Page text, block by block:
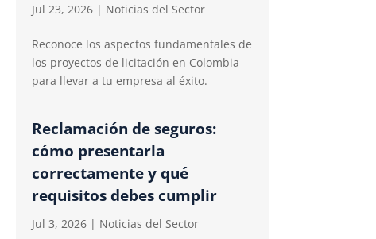
Jul 23, 2026| Noticias del Sector
Reconoce los aspectos fundamentales de
los proyectos de licitación en Colombia
para llevar a tu empresa al éxito.
Reclamación de seguros:
cómo presentarla
correctamente y qué
requisitos debes cumplir
Jul 3, 2026| Noticias del Sector